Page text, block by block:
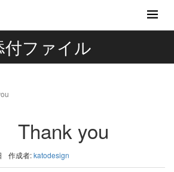
付ファイル
Thank you
作成者:katodesign